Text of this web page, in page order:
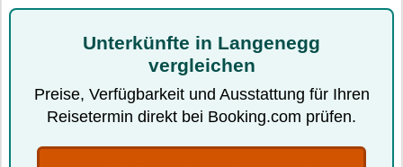
Unterkünfte in Langenegg
vergleichen
Preise, Verfügbarkeit und Ausstattung für Ihren
Reisetermin direkt bei Booking.com prüfen.